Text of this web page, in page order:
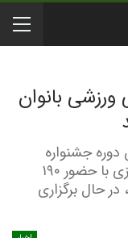
بانوان
جشنواره
فرهنگی‌ورزشی بانوان وزارت جهاد کشاورزی با حضور ۱۹۰
ساری، در حال برگزاری